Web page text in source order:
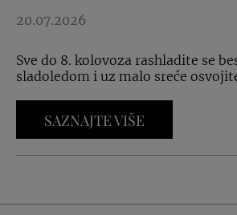
20.07.2026
Sve do 8. kolovoza rashladite se
sladoledom i uz malo sreće
SAZNAJTE VIŠE